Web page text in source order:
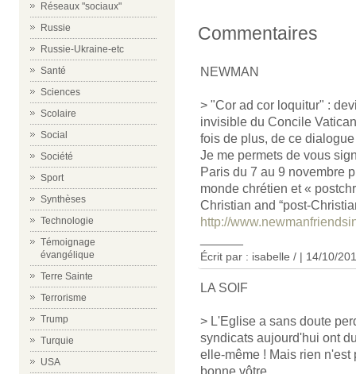
Réseaux "sociaux"
Russie
Russie-Ukraine-etc
Santé
Sciences
Scolaire
Social
Société
Sport
Synthèses
Technologie
Témoignage
évangélique
Terre Sainte
Terrorisme
Trump
Turquie
USA
Commentaires
NEWMAN
> "Cor ad cor loquitur" :
invisible du Concile
fois de plus, de ce
Je me permets de vous
Paris du 7 au 9 novembre
monde chrétien et «
Christian and “post-
http://
Écrit par : isabelle / | 14/10/
LA SOIF
> L'Eglise a sans doute
syndicats aujourd'hui ont
elle-même ! Mais rien n'est
bonne vôtre .